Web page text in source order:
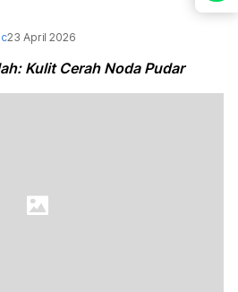
23 April 2026
Kulit Cerah Noda Pudar